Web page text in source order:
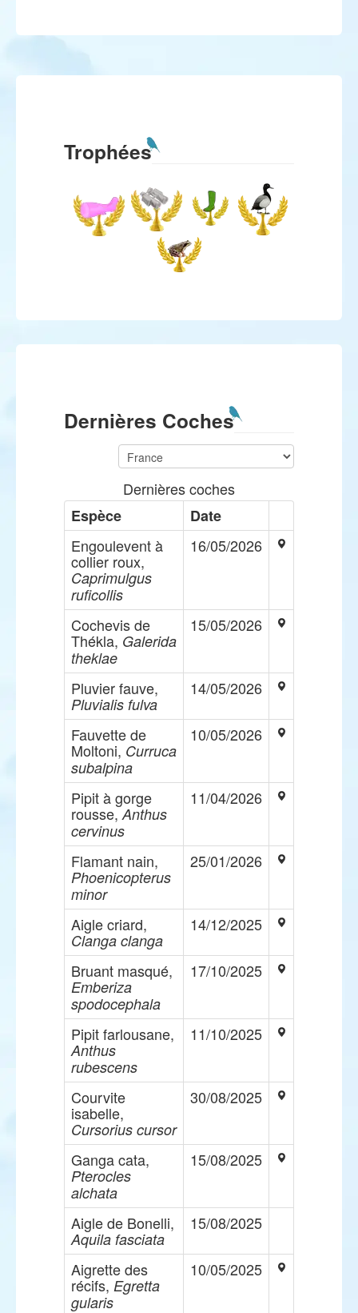
Trophées
Dernières Coches
Dernières coches
Espèce
Date
Engoulevent à
collier roux,
Caprimulgus
ruficollis
16/05/2026
Cochevis de
Thékla, Galerida
theklae
15/05/2026
Pluvier fauve,
Pluvialis fulva
14/05/2026
Fauvette de
Moltoni, Curruca
subalpina
10/05/2026
Pipit à gorge
rousse,Anthus
cervinus
11/04/2026
Flamant nain,
Phoenicopterus
minor
25/01/2026
Aigle criard,
Clanga clanga
14/12/2025
Bruant masqué,
Emberiza
spodocephala
17/10/2025
Pipit farlousane,
Anthus
rubescens
11/10/2025
Courvite
isabelle,
Cursorius cursor
30/08/2025
Ganga cata,
Pterocles
alchata
15/08/2025
Aigle de Bonelli,
Aquila fasciata
15/08/2025
Aigrette des
récifs, Egretta
gularis
10/05/2025